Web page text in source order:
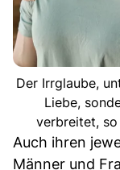
Der Irrglaube,
Liebe,
verbreitet,
Auch ihren
Männer und